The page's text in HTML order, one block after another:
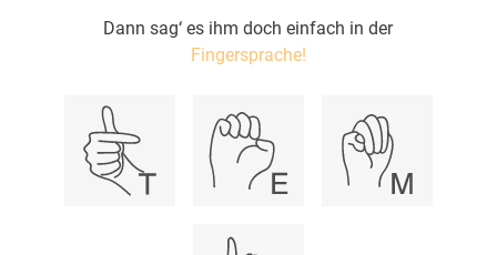
Dann sag‘ es ihm doch einfach in der
Fingersprache!